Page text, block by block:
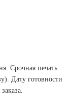
Срочная печать
Дату готовности